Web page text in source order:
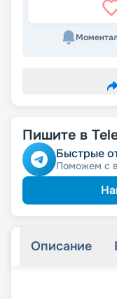
Пишите в
Быстрые
Поможем с
Описание